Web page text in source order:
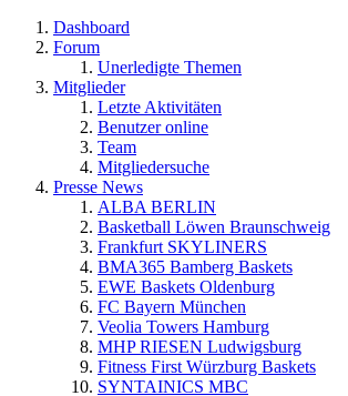
Dashboard
Forum
Unerledigte Themen
Mitglieder
Letzte Aktivitäten
Benutzer online
Team
Mitgliedersuche
Presse News
ALBA BERLIN
Basketball Löwen Braunschweig
Frankfurt SKYLINERS
BMA365 Bamberg Baskets
EWE Baskets Oldenburg
FC Bayern München
Veolia Towers Hamburg
MHP RIESEN Ludwigsburg
Fitness First Würzburg Baskets
SYNTAINICS MBC